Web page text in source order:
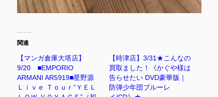
関連
【マンガ倉庫大塔店】
9/20 ■EMPORIO
ARMANI AR5919■星野源
Ｌｉｖｅ Ｔｏｕｒ“ＹＥＬ
【時津店】3/31★こんなの
買取ました！《かぐや様は
告らせたい DVD豪華版｜
防弾少年団ブルーレ